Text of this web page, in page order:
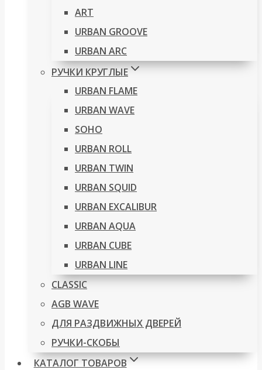
ART
URBAN GROOVE
URBAN ARC
РУЧКИ КРУГЛЫЕ
URBAN FLAME
URBAN WAVE
SOHO
URBAN ROLL
URBAN TWIN
URBAN SQUID
URBAN EXCALIBUR
URBAN AQUA
URBAN CUBE
URBAN LINE
CLASSIC
AGB WAVE
ДЛЯ РАЗДВИЖНЫХ ДВЕРЕЙ
РУЧКИ-СКОБЫ
КАТАЛОГ ТОВАРОВ